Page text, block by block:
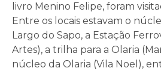
livro Menino Felipe, foram
Entre os locais estavam o
Largo do Sapo, a Estação
Artes), a trilha para a Olaria
núcleo da Olaria (Vila Noel),